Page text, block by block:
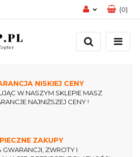
Zaloguj się
Zarejestruj się
(0)
NISKIEJ CENY
W NASZYM SKLEPIE MASZ
NAJNIŻSZEJ CENY !
ZAKUPY
GWARANCJI, ZWROTY I